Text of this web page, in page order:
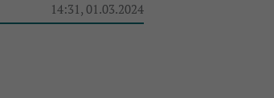
14:31, 01.03.2024